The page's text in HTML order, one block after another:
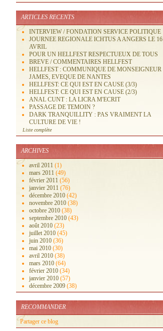
ARTICLES RECENTS
INTERVIEW / FONDATION SERVICE POLITIQUE
JOURNEE REGIONALE ICHTUS A ANGERS LE 16
AVRIL
POUR UN HELLFEST RESPECTUEUX DE TOUS
BREVE / COMMENTAIRES HELLFEST
HELLFEST : COMMUNIQUE DE MONSEIGNEUR
JAMES, EVEQUE DE NANTES
HELLFEST: CE QUI EST EN CAUSE (3/3)
HELLFEST: CE QUI EST EN CAUSE (2/3)
ANAL CUNT : LA LICRA M'ECRIT
PASSAGE DE TEMOIN ?
DARK TRANQUILLITY : PAS VRAIMENT LA
CULTURE DE VIE !
Liste complète
ARCHIVES
avril 2011 (1)
mars 2011 (49)
février 2011 (56)
janvier 2011 (76)
décembre 2010 (42)
novembre 2010 (38)
octobre 2010 (38)
septembre 2010 (43)
août 2010 (23)
juillet 2010 (45)
juin 2010 (36)
mai 2010 (30)
avril 2010 (38)
mars 2010 (64)
février 2010 (34)
janvier 2010 (57)
décembre 2009 (38)
RECOMMANDER
Partager ce blog